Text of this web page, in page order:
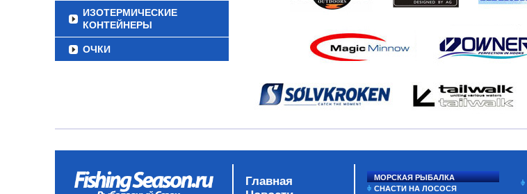
ИЗОТЕРМИЧЕСКИЕ
КОНТЕЙНЕРЫ
ОЧКИ
Главная
МОРСКАЯ РЫБАЛКА
СНАСТИ НА ЛОСОСЯ